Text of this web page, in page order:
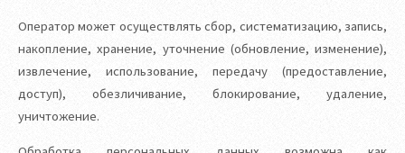
Оператор может осуществлять сбор, систематизацию, запись,
накопление, хранение, уточнение (обновление, изменение),
извлечение, использование, передачу (предоставление,
доступ), обезличивание, блокирование, удаление,
уничтожение.